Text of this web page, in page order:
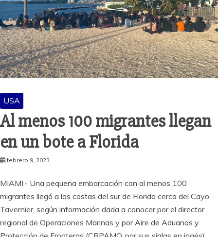
USA
Al menos 100 migrantes llegan
en un bote a Florida
febrero 9, 2023
MIAMI.- Una pequeña embarcación con al menos 100
migrantes llegó a las costas del sur de Florida cerca del Cayo
Tavernier, según información dada a conocer por el director
regional de Operaciones Marinas y por Aire de Aduanas y